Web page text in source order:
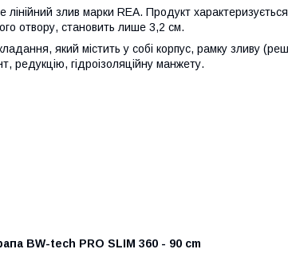
злив марки REA. Продукт
отвору, становить лише 3,2 см.
який містить у собі корпус, рамку зливу
редукцію, гідроізоляційну манжету.
BW-tech PRO SLIM 360 - 90 cm